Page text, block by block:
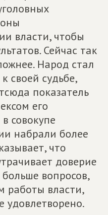
власти, чтобы
Сейчас так
Народ стал
своей судьбе,
показатель
его
совокупе
набрали более
что
доверие
вопросов,
работы власти,
удовлетворено.